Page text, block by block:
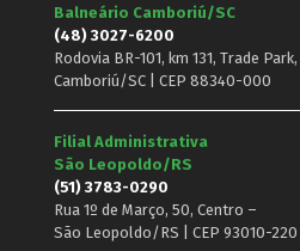
Balneário Camboriú/SC
(48) 3027-6200
Rodovia BR-101, km 131, Trade
Camboriú/SC | CEP 88340-000
Filial Administrativa
São Leopoldo/RS
(51) 3783-0290
Rua 1º de Março, 50, Centro –
São Leopoldo/RS | CEP 93010-220